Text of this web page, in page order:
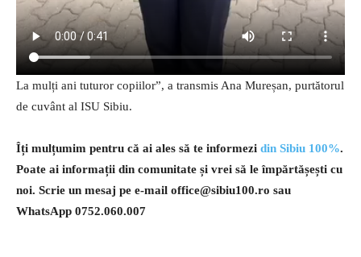
La mulți ani tuturor copiilor”, a transmis Ana Mureșan, purtătorul
de cuvânt al ISU Sibiu.
Îți mulțumim pentru că ai ales să te informezi din Sibiu 100%.
Poate ai informații din comunitate și vrei să le împărtășești cu
noi. Scrie un mesaj pe e-mail office@sibiu100.ro sau
WhatsApp 0752.060.007